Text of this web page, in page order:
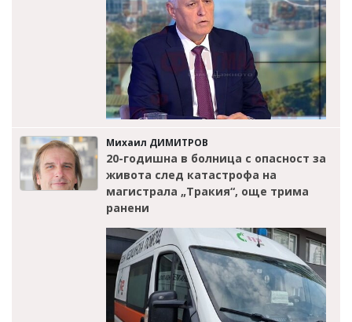
Михаил ДИМИТРОВ
20-годишна в болница с опасност за
живота след катастрофа на
магистрала „Тракия“, още трима
ранени